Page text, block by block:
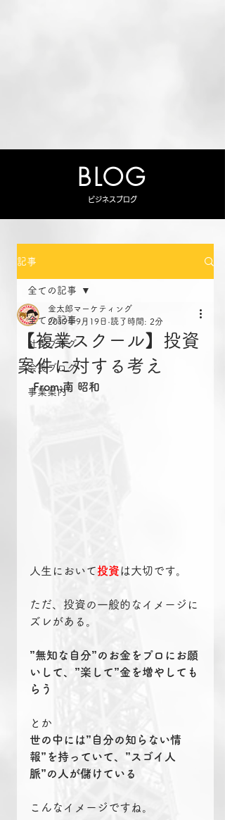
BLOG
ビジネスブログ
記事
全ての記事
社長ブログ
会長ブログ
事業案内
全ての記事
【複業スクール】投資
案件に対する考え
金太郎マーケティング
2019年9月19日 読了時間: 2分
From:南 昭和
人生において投資は大切です。
ただ、投資の一般的なイメージに
ズレがある。
”無知な自分”のお金をプロにお願
いして、”楽して”金を増やしても
らう
とか
世の中には”自分の知らない情
報”を持っていて、”スゴイ人
脈”の人が儲けている
こんなイメージですね。